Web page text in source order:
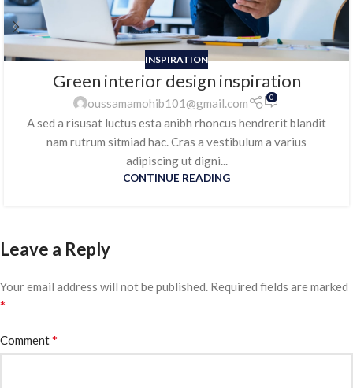
INSPIRATION
Green interior design inspiration
oussamamohib101@gmail.com 0
A sed a risusat luctus esta anibh rhoncus hendrerit blandit
nam rutrum sitmiad hac. Cras a vestibulum a varius
adipiscing ut digni...
CONTINUE READING
Leave a Reply
Your email address will not be published. Required fields are marked
*
Comment*